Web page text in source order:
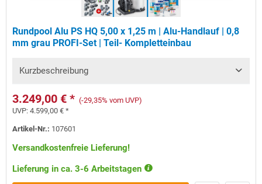
Rundpool Alu PS HQ 5,00 x 1,25 m | Alu-Handlauf | 0,8
mm grau PROFI-Set | Teil- Kompletteinbau
Kurzbeschreibung
3.249,00 € * (-29,35% vom UVP)
UVP:4.599,00 € *
Artikel-Nr.: 107601
Versandkostenfreie Lieferung!
Lieferung in ca. 3-6 Arbeitstagen